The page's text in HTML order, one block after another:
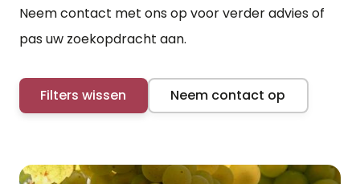
Neem contact met ons op voor verder advies of
pas uw zoekopdracht aan.
Filters wissen Neem contact op